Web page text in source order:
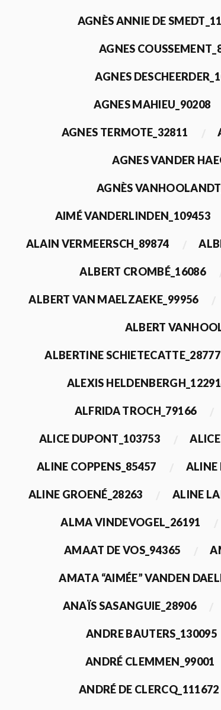
AGNÈS ANNIE DE
AGNES
AGNES
AGNES MAHIEU_90208
AGNES TERMOTE_32811
AGNES VANDER
AGNÈS
AIMÉ VANDERLINDEN_109453
ALAIN VERMEERSCH_89874
ALBERT CROMBÉ_16086
ALBERT VAN MAELZAEKE_99956
ALBERT
ALBERTINE SCHIETECATTE_28777
ALEXIS
ALFRIDA TROCH_79166
ALICE DUPONT_103753
ALINE COPPENS_85457 ALINE
ALINE GROENÉ_28263 ALINE
ALMA VINDEVOGEL_26191
AMAAT DE VOS_94365
AMATA “AIMÉE” VANDEN
ANAÏS SASANGUIE_28906
ANDRE BAUTERS_130095
ANDRÉ CLEMMEN_99001
ANDRÉ DE CLERCQ_111672